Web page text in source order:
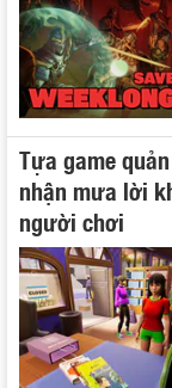
Tựa game
nhận mưa lời
người chơi